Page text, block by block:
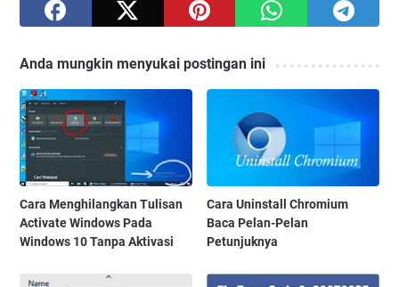
Anda mungkin menyukai postingan ini
Cara Menghilangkan Tulisan
Activate Windows Pada
Windows 10 Tanpa Aktivasi
Cara Uninstall Chromium
Baca Pelan-Pelan
Petunjuknya